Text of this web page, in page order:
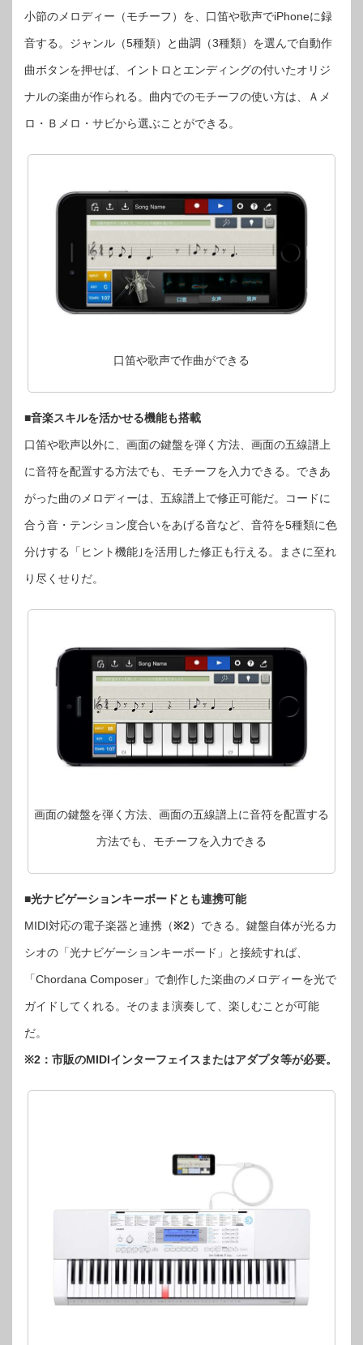
小節のメロディー（モチーフ）を、口笛や歌声でiPhoneに録
音する。ジャンル（5種類）と曲調（3種類）を選んで自動作
曲ボタンを押せば、イントロとエンディングの付いたオリジ
ナルの楽曲が作られる。曲内でのモチーフの使い方は、Ａメ
ロ・Ｂメロ・サビから選ぶことができる。
口笛や歌声で作曲ができる
■音楽スキルを活かせる機能も搭載
口笛や歌声以外に、画面の鍵盤を弾く方法、画面の五線譜上
に音符を配置する方法でも、モチーフを入力できる。できあ
がった曲のメロディーは、五線譜上で修正可能だ。コードに
合う音・テンション度合いをあげる音など、音符を5種類に色
分けする「ヒント機能｣を活用した修正も行える。まさに至れ
り尽くせりだ。
画面の鍵盤を弾く方法、画面の五線譜上に音符を配置する
方法でも、モチーフを入力できる
■光ナビゲーションキーボードとも連携可能
MIDI対応の電子楽器と連携（※2）できる。鍵盤自体が光るカ
シオの「光ナビゲーションキーボード」と接続すれば、
「Chordana Composer」で創作した楽曲のメロディーを光で
ガイドしてくれる。そのまま演奏して、楽しむことが可能
だ。
※2：市販のMIDIインターフェイスまたはアダプタ等が必要。